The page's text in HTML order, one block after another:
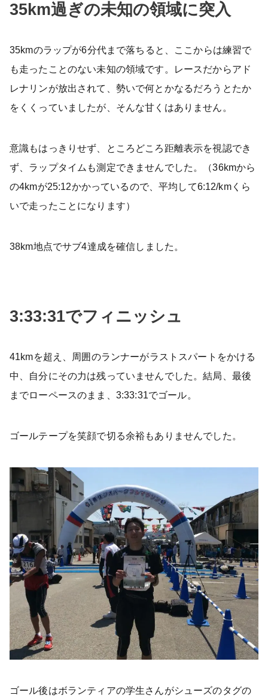
35km過ぎの未知の領域に突入
35kmのラップが6分代まで落ちると、ここからは練習で
も走ったことのない未知の領域です。レースだからアド
レナリンが放出されて、勢いで何とかなるだろうとたか
をくくっていましたが、そんな甘くはありません。
意識もはっきりせず、ところどころ距離表示を視認でき
ず、ラップタイムも測定できませんでした。（36kmから
の4kmが25:12かかっているので、平均して6:12/kmくら
いで走ったことになります）
38km地点でサブ4達成を確信しました。
3:33:31でフィニッシュ
41kmを超え、周囲のランナーがラストスパートをかける
中、自分にその力は残っていませんでした。結局、最後
までローペースのまま、3:33:31でゴール。
ゴールテープを笑顔で切る余裕もありませんでした。
ゴール後はボランティアの学生さんがシューズのタグの